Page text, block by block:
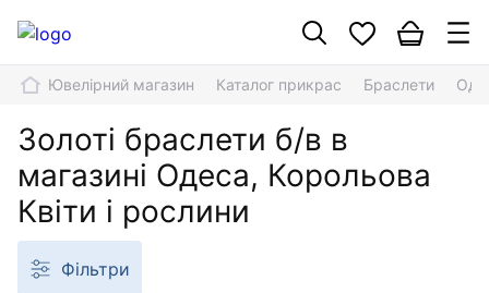
Ювелірний магазин Каталог прикрас Браслети
Золоті браслети б/в в
магазині Одеса, Корольова
Квіти і рослини
Фільтри